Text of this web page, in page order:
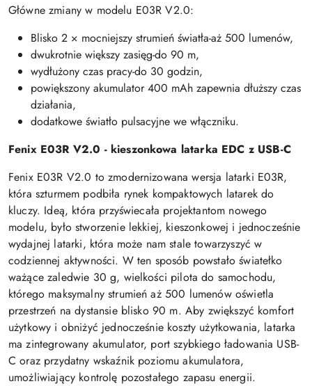
Główne zmiany w modelu E03R V2.0:
Blisko 2 × mocniejszy strumień światła-aż 500 lumenów,
dwukrotnie większy zasięg-do 90 m,
wydłużony czas pracy-do 30 godzin,
powiększony akumulator 400 mAh zapewnia dłuższy czas
działania,
dodatkowe światło pulsacyjne we włączniku.
Fenix E03R V2.0 - kieszonkowa latarka EDC z USB-C
Fenix E03R V2.0 to zmodernizowana wersja latarki E03R,
która szturmem podbiła rynek kompaktowych latarek do
kluczy. Ideą, która przyświecała projektantom nowego
modelu, było stworzenie lekkiej, kieszonkowej i jednocześnie
wydajnej latarki, która może nam stale towarzyszyć w
codziennej aktywności. W ten sposób powstało światełko
ważące zaledwie 30 g, wielkości pilota do samochodu,
którego maksymalny strumień aż 500 lumenów oświetla
przestrzeń na dystansie blisko 90 m. Aby zwiększyć komfort
użytkowy i obniżyć jednocześnie koszty użytkowania, latarka
ma zintegrowany akumulator, port szybkiego ładowania USB-
C oraz przydatny wskaźnik poziomu akumulatora,
umożliwiający kontrolę pozostałego zapasu energii.